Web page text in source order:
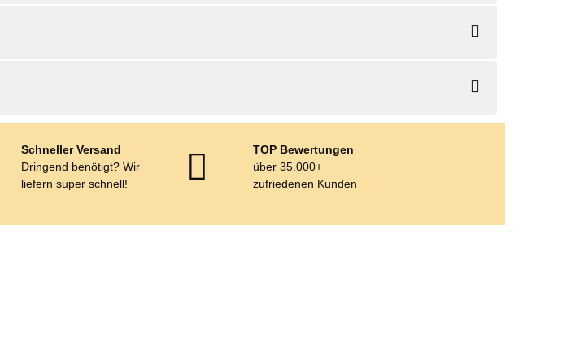
Schneller Versand
Dringend benötigt? Wir
liefern super schnell!
TOP Bewertungen
über 35.000+
zufriedenen Kunden